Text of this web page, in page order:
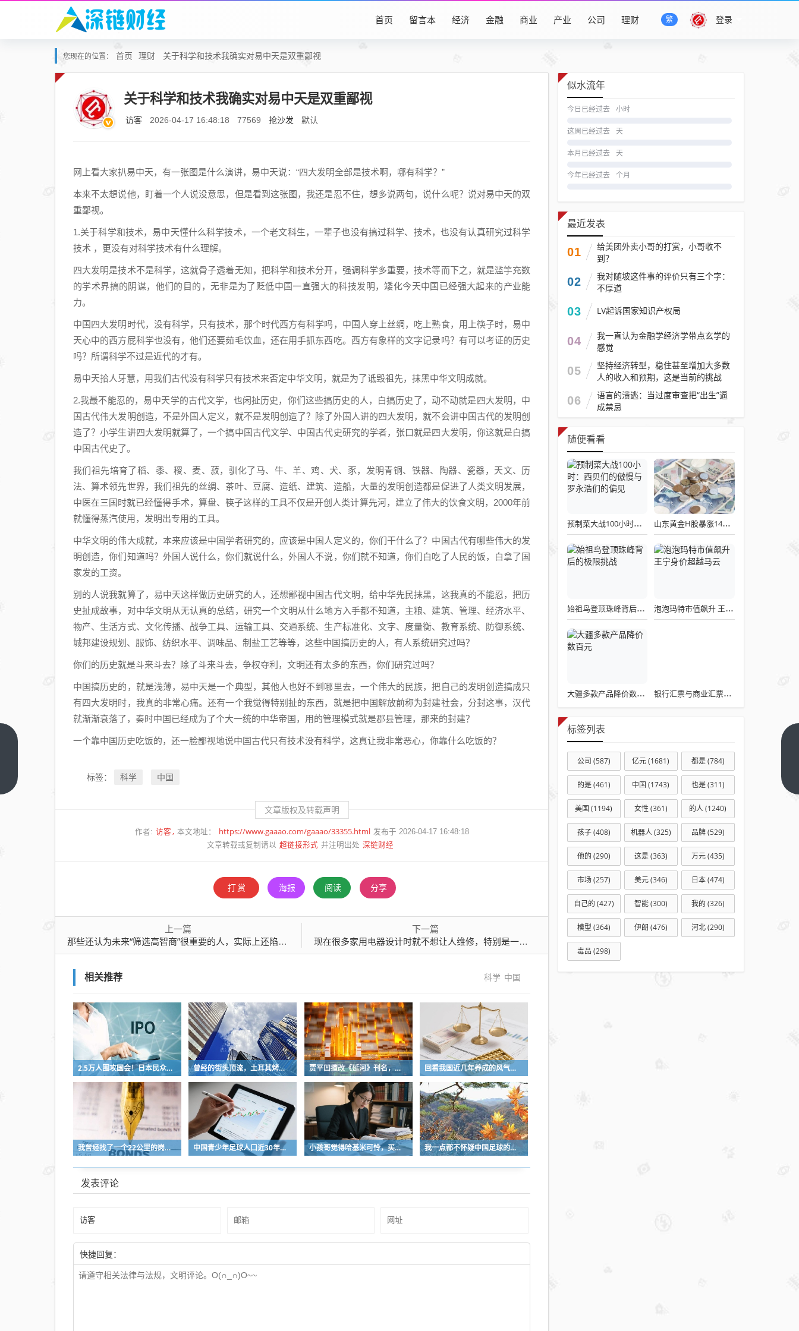
登录
繁
首页 留言本 经济 金融 商业 产业 公司 理财
您现在的位置： 首页 理财 关于科学和技术我确实对易中天是双重鄙视
关于科学和技术我确实对易中天是双重鄙视
访客 2026-04-17 16:48:18 77569 抢沙发 默认
网上看大家扒易中天，有一张图是什么演讲，易中天说：“四大发明全部是技术啊，哪有科学？”
本来不太想说他，盯着一个人说没意思，但是看到这张图，我还是忍不住，想多说两句，说什么呢？说对易中天的双
重鄙视。
1.关于科学和技术，易中天懂什么科学技术，一个老文科生，一辈子也没有搞过科学、技术，也没有认真研究过科学
技术 ，更没有对科学技术有什么理解。
四大发明是技术不是科学，这就骨子透着无知，把科学和技术分开，强调科学多重要，技术等而下之，就是滥竽充数
的学术界搞的阴谋，他们的目的，无非是为了贬低中国一直强大的科技发明，矮化今天中国已经强大起来的产业能
力。
中国四大发明时代，没有科学，只有技术，那个时代西方有科学吗，中国人穿上丝绸，吃上熟食，用上筷子时，易中
天心中的西方屁科学也没有，他们还要茹毛饮血，还在用手抓东西吃。西方有象样的文字记录吗？有可以考证的历史
吗？所谓科学不过是近代的才有。
易中天拾人牙慧，用我们古代没有科学只有技术来否定中华文明，就是为了诋毁祖先，抹黑中华文明成就。
2.我最不能忍的，易中天学的古代文学，也闲扯历史，你们这些搞历史的人，白搞历史了，动不动就是四大发明，中
国古代伟大发明创造，不是外国人定义，就不是发明创造了？除了外国人讲的四大发明，就不会讲中国古代的发明创
造了？小学生讲四大发明就算了，一个搞中国古代文学、中国古代史研究的学者，张口就是四大发明，你这就是白搞
中国古代史了。
我们祖先培育了稻、黍、稷、麦、菽，驯化了马、牛、羊、鸡、犬、豕，发明青铜、铁器、陶器、瓷器，天文、历
法、算术领先世界，我们祖先的丝绸、茶叶、豆腐、造纸、建筑、造船，大量的发明创造都是促进了人类文明发展，
中医在三国时就已经懂得手术，算盘、筷子这样的工具不仅是开创人类计算先河，建立了伟大的饮食文明，2000年前
就懂得蒸汽使用，发明出专用的工具。
中华文明的伟大成就，本来应该是中国学者研究的，应该是中国人定义的，你们干什么了？中国古代有哪些伟大的发
明创造，你们知道吗？外国人说什么，你们就说什么，外国人不说，你们就不知道，你们白吃了人民的饭，白拿了国
家发的工资。
别的人说我就算了，易中天这样做历史研究的人，还想鄙视中国古代文明，给中华先民抹黑，这我真的不能忍，把历
史扯成故事，对中华文明从无认真的总结，研究一个文明从什么地方入手都不知道，主粮、建筑、管理、经济水平、
物产、生活方式、文化传播、战争工具、运输工具、交通系统、生产标准化、文字、度量衡、教育系统、防御系统、
城邦建设规划、服饰、纺织水平、调味品、制盐工艺等等，这些中国搞历史的人，有人系统研究过吗？
你们的历史就是斗来斗去？除了斗来斗去，争权夺利，文明还有太多的东西，你们研究过吗？
中国搞历史的，就是浅薄，易中天是一个典型，其他人也好不到哪里去，一个伟大的民族，把自己的发明创造搞成只
有四大发明时，我真的非常心痛。还有一个我觉得特别扯的东西，就是把中国解放前称为封建社会，分封这事，汉代
就渐渐衰落了，秦时中国已经成为了个大一统的中华帝国，用的管理模式就是郡县管理，那来的封建？
一个靠中国历史吃饭的，还一脸鄙视地说中国古代只有技术没有科学，这真让我非常恶心，你靠什么吃饭的？
标签： 科学 中国
文章版权及转载声明
作者: 访客 本文地址： https://www.gaaao.com/gaaao/33355.html 发布于 2026-04-17 16:48:18
文章转载或复制请以 超链接形式 并注明出处 深链财经
打赏 海报 阅读 分享
上一篇
那些还认为未来“筛选高智商”很重要的人，实际上还陷在“人与人竞争”的思维里
下一篇
现在很多家用电器设计时就不想让人维修，特别是一些3C数码产品
相关推荐 科学 中国
2.5万人围攻国会！日本民众怒了：让她下台！ 曾经的街头顶流，土耳其烤肉为什么消失了？ 贾平凹擅改《延河》刊名，到底错在哪里？这三点才是问题的关键 回看我国近几年养成的风气习惯
我曾经找了一个22公里的岗位，坚持了2个星期就坚持不下去了 中国青少年足球人口近30年是断崖式下降 小孩哥觉得哈基米可怜，买了火腿肠喂哈基米，结果哈基米直接叼走他的鹦鹉… 我一点都不怀疑中国足球的未来
发表评论
快捷回复：
似水流年
今日已经过去 小时
这周已经过去 天
本月已经过去 天
今年已经过去 个月
最近发表
01
给美团外卖小哥的打赏，小哥收不
到？
02
我对随坡这件事的评价只有三个字：
不厚道
03 LV起诉国家知识产权局
04
我一直认为金融学经济学带点玄学的
感觉
05
坚持经济转型，稳住甚至增加大多数
人的收入和预期，这是当前的挑战
06
语言的溃逃：当过度审查把“出生”逼
成禁忌
随便看看
预制菜大战100小时：西贝们的傲慢与罗永浩们的偏见 山东黄金H股暴涨149%后突然配股，28.58港元/股遭折价甩卖，股民：利好还是利空？
始祖鸟登顶珠峰背后的极限挑战 泡泡玛特市值飙升 王宁身价超越马云
大疆多款产品降价数百元 银行汇票与商业汇票区别解析
标签列表
公司 (587) 亿元(1681) 都是(784)
的是(461) 中国 (1743) 也是(311)
美国 (1194) 女性 (361) 的人(1240)
孩子(408) 机器人(325) 品牌(529)
他的 (290) 这是(363) 万元(435)
市场(257) 美元(346) 日本(474)
自己的 (427) 智能(300) 我的 (326)
模型 (364) 伊朗 (476) 河北(290)
毒品 (298)